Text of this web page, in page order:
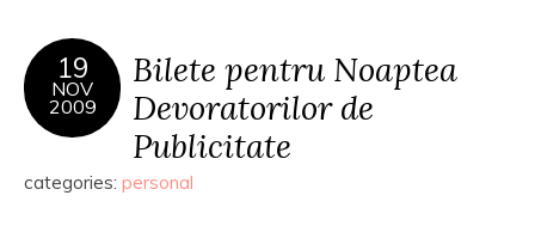
19
NOV
2009
Bilete pentru Noaptea
Devoratorilor de
Publicitate
categories: personal